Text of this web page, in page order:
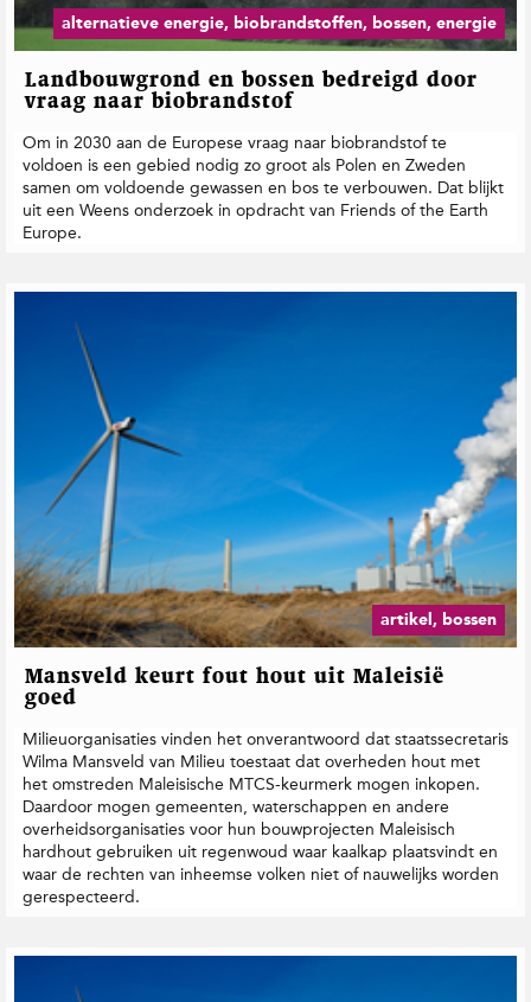
alternatieve energie, biobrandstoffen, bossen, energie
Landbouwgrond en bossen bedreigd door
vraag naar biobrandstof
Om in 2030 aan de Europese vraag naar biobrandstof te
voldoen is een gebied nodig zo groot als Polen en Zweden
samen om voldoende gewassen en bos te verbouwen. Dat blijkt
uit een Weens onderzoek in opdracht van Friends of the Earth
Europe.
artikel, bossen
Mansveld keurt fout hout uit Maleisië
goed
Milieuorganisaties vinden het onverantwoord dat staatssecretaris
Wilma Mansveld van Milieu toestaat dat overheden hout met
het omstreden Maleisische MTCS-keurmerk mogen inkopen.
Daardoor mogen gemeenten, waterschappen en andere
overheidsorganisaties voor hun bouwprojecten Maleisisch
hardhout gebruiken uit regenwoud waar kaalkap plaatsvindt en
waar de rechten van inheemse volken niet of nauwelijks worden
gerespecteerd.